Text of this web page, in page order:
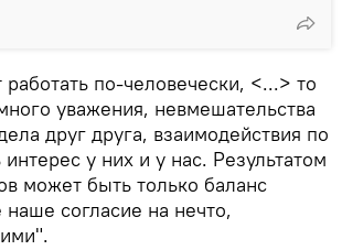
работать по-человечески, <...> то
уважения, невмешательства
друг друга, взаимодействия по
у них и у нас. Результатом
может быть только баланс
наше согласие на нечто,